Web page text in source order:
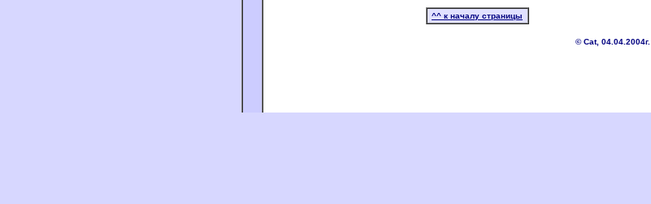
^^ к началу страницы
© Cat, 04.04.2004г.